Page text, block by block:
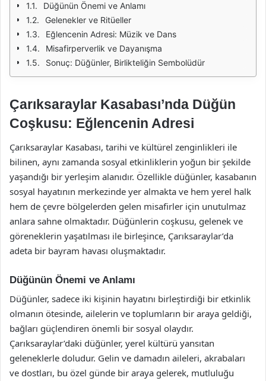
Düğünün Önemi ve Anlamı
Gelenekler ve Ritüeller
Eğlencenin Adresi: Müzik ve Dans
Misafirperverlik ve Dayanışma
Sonuç: Düğünler, Birlikteliğin Sembolüdür
Çarıksaraylar Kasabası’nda Düğün
Coşkusu: Eğlencenin Adresi
Çarıksaraylar Kasabası, tarihi ve kültürel zenginlikleri ile
bilinen, aynı zamanda sosyal etkinliklerin yoğun bir şekilde
yaşandığı bir yerleşim alanıdır. Özellikle düğünler, kasabanın
sosyal hayatının merkezinde yer almakta ve hem yerel halk
hem de çevre bölgelerden gelen misafirler için unutulmaz
anlara sahne olmaktadır. Düğünlerin coşkusu, gelenek ve
göreneklerin yaşatılması ile birleşince, Çarıksaraylar’da
adeta bir bayram havası oluşmaktadır.
Düğünün Önemi ve Anlamı
Düğünler, sadece iki kişinin hayatını birleştirdiği bir etkinlik
olmanın ötesinde, ailelerin ve toplumların bir araya geldiği,
bağları güçlendiren önemli bir sosyal olaydır.
Çarıksaraylar’daki düğünler, yerel kültürü yansıtan
geleneklerle doludur. Gelin ve damadın aileleri, akrabaları
ve dostları, bu özel günde bir araya gelerek, mutluluğu